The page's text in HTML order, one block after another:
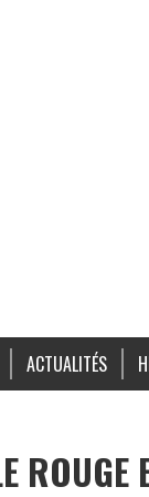
ACTUALITÉS
ROUGE